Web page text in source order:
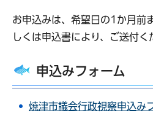
お申込みは、希望日の1か月前
しくは申込書により、ご送付く
​​​​​​申込みフォーム
焼津市議会行政視察申込み